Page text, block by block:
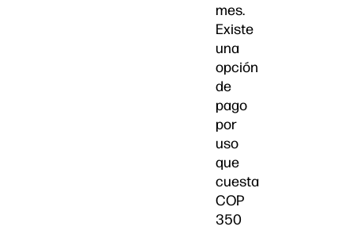
mes.
Existe
una
opción
de
pago
por
uso
que
cuesta
COP
350